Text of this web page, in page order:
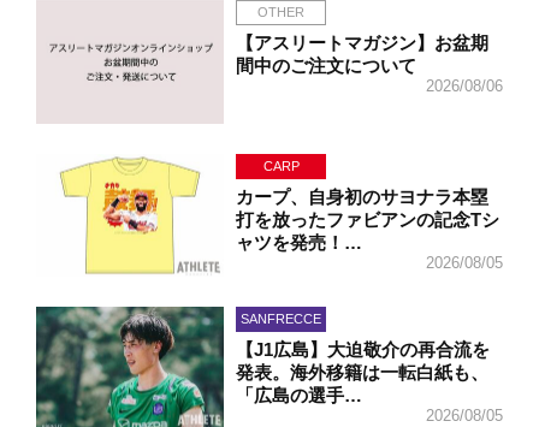
OTHER
【アスリートマガジン】お盆期
間中のご注文について
2026/08/06
CARP
カープ、自身初のサヨナラ本塁
打を放ったファビアンの記念Tシ
ャツを発売！…
2026/08/05
SANFRECCE
【J1広島】大迫敬介の再合流を
発表。海外移籍は一転白紙も、
「広島の選手…
2026/08/05